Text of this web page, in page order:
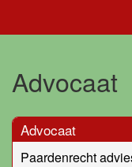
Advocaat
Advocaat
Paardenrecht